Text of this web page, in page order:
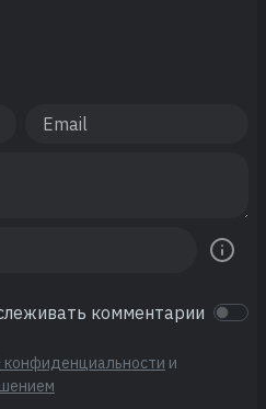
комментарии
конфиденциальности и